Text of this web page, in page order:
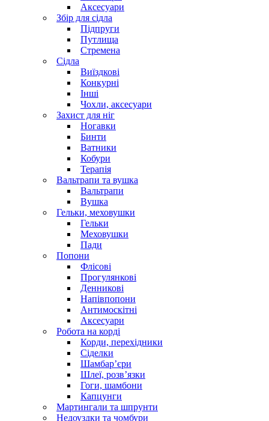
Аксесуари
Збір для сідла
Підпруги
Путлища
Стремена
Сідла
Виїздкові
Конкурні
Інші
Чохли, аксесуари
Захист для ніг
Ногавки
Бинти
Ватники
Кобури
Терапія
Вальтрапи та вушка
Вальтрапи
Вушка
Гельки, меховушки
Гельки
Меховушки
Пади
Попони
Флісові
Прогулянкові
Денникові
Напівпопони
Антимоскітні
Аксесуари
Робота на корді
Корди, перехідники
Сіделки
Шамбар’єри
Шлеї, розв’язки
Гоги, шамбони
Капцунги
Мартингали та шпрунти
Недоуздки та чомбури